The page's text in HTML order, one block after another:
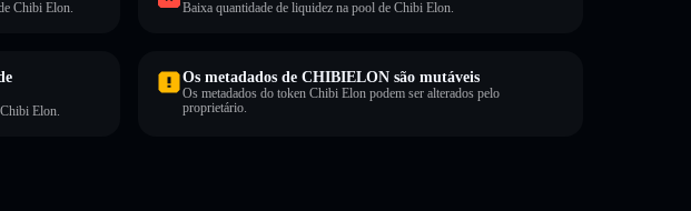
Chibi Elon. Baixa quantidade de liquidez na pool de Chibi Elon.
Elon.
Os metadados de CHIBIELON são mutáveis
Os metadados do token Chibi Elon podem ser alterados pelo
proprietário.